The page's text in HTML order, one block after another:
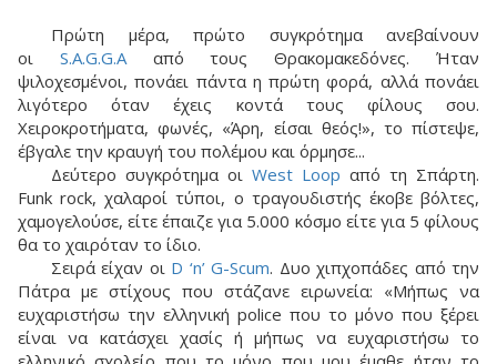
Πρώτη μέρα, πρώτο συγκρότημα ανεβαίνουν
οι S.A.G.G.Aαπό τους Θρακομακεδόνες. Ήταν
ψιλοχεσμένοι, πονάει πάντα η πρώτη φορά, αλλά πονάει
λιγότερο όταν έχεις κοντά τους φίλους σου.
Χειροκροτήματα, φωνές, «Άρη, είσαι θεός!», το πίστεψε,
έβγαλε την κραυγή του πολέμου και όρμησε...
Δεύτερο συγκρότημα οι West Loop από τη Σπάρτη.
Funk rock, χαλαροί τύποι, ο τραγουδιστής έκοβε βόλτες,
χαμογελούσε, είτε έπαιζε για 5.000 κόσμο είτε για 5 φίλους
θα το χαιρόταν το ίδιο.
Σειρά είχαν οι D ‘n’ G-Scum. Δυο χιπχοπάδες από την
Πάτρα με στίχους που στάζανε ειρωνεία: «Μήπως να
ευχαριστήσω την ελληνική police που το μόνο που ξέρει
είναι να κατάσχει χασίς ή μήπως να ευχαριστήσω το